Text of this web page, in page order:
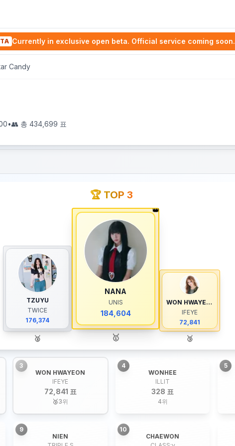
Currently in exclusive open beta. Official service coming soon.
Candy
•👥 총 434,699 표
🏆 TOP 3
TZUYU
TWICE
176,374
🥈
👑
NANA
UNIS
184,604
🥇
WON HWAYEON
IFEYE
72,841
🥉
3
WON HWAYEON
IFEYE
72,841 표
🥉3위
4
WONHEE
ILLIT
328 표
4위
5
9
NIEN
10
CHAEWON